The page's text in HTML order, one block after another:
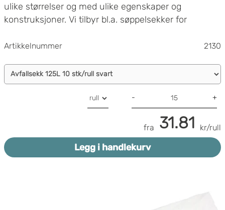
ulike størrelser og med ulike egenskaper og
konstruksjoner. Vi tilbyr bl.a. søppelsekker for
Artikkelnummer 2130
- +
fra 31.81 kr/rull
Legg i handlekurv